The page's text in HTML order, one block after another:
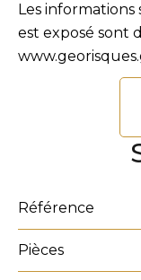
Les informations
est exposé sont
Référence
Pièces